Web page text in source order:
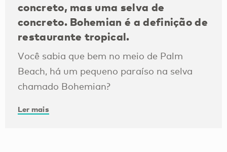
concreto, mas uma selva de
concreto. Bohemian é a definição de
restaurante tropical.
Você sabia que bem no meio de Palm
Beach, há um pequeno paraíso na selva
chamado Bohemian?
Ler mais